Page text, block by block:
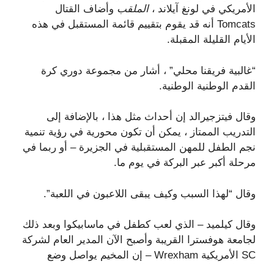
الأمريكي في لونغ آيلاند ، الملقب وأضاف القتال
Tomcats أنه قد يقوم بتقييم قائمة المستقبل في هذه
الأيام القليلة المقبلة.
“غالبية فريقنا محلي” ، أشار من مجموعة دوري كرة
القدم الوطنية الوطنية.
وقال فيتزجيرالد إن أحداث مثل هذا ، بالإضافة إلى
التدريب الممتاز ، يمكن أن تكون محورية في رؤية تنمية
نجم الطفل للمهن المستقبلية في الجزيرة – أو ربما في
مرحلة أكبر عبر البركة في يوم ما.
وقال “لهذا السبب وكيف يبقى اللاعبون في اللعبة”.
وقال كيلميد – الذي لعب كطفل في ماسابيكوا وبعد ذلك
لجامعة هوفسترا القريبة وأصبح الآن المدير العام لشركة
SC الأمريكية Wrexham – إن المخيم يواصل وضع